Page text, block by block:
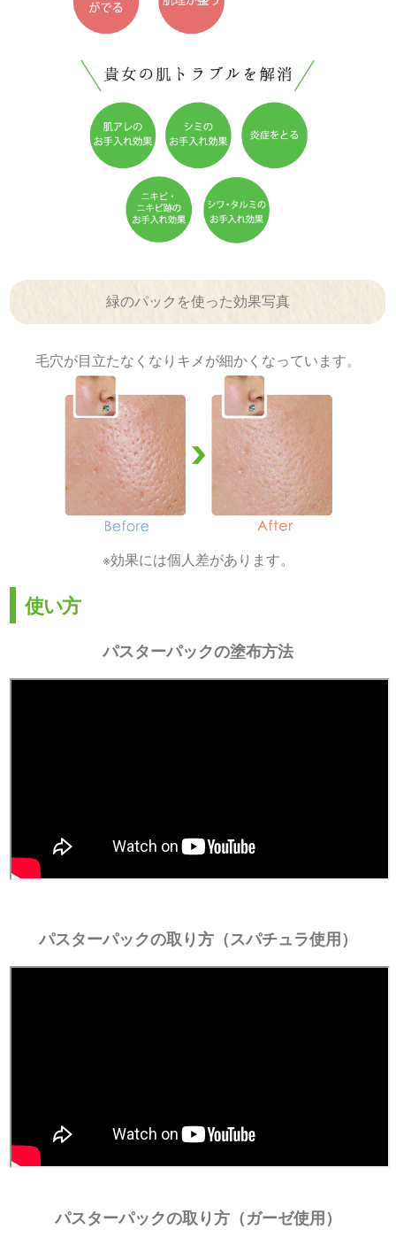
緑のパックを使った効果写真
毛穴が目立たなくなりキメが細かくなっています。
※効果には個人差があります。
使い方
パスターパックの塗布方法
パスターパックの取り方（スパチュラ使用）
パスターパックの取り方（ガーゼ使用）